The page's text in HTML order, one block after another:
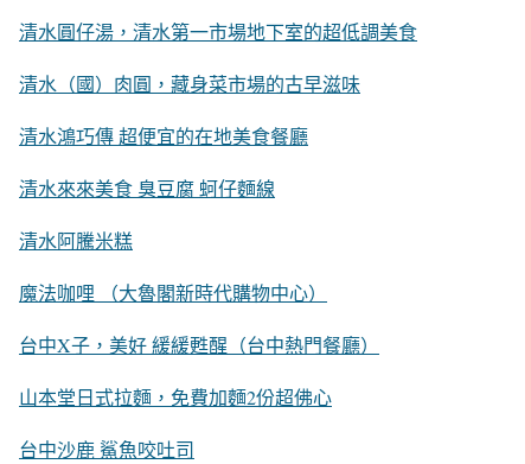
清水圓仔湯，清水第一市場地下室的超低調美食
清水（國）肉圓，藏身菜市場的古早滋味
清水鴻巧傳 超便宜的在地美食餐廳
清水來來美食 臭豆腐 蚵仔麵線
清水阿騰米糕
魔法咖哩 （大魯閣新時代購物中心）
台中X子，美好 緩緩甦醒（台中熱門餐廳）
山本堂日式拉麵，免費加麵2份超佛心
台中沙鹿 鯊魚咬吐司